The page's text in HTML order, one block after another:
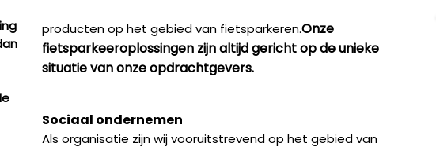
producten op het gebied van fietsparkeren.Onze
fietsparkeeroplossingen zijn altijd gericht op de unieke
situatie van onze opdrachtgevers.
Sociaal ondernemen
Als organisatie zijn wij vooruitstrevend op het gebied van